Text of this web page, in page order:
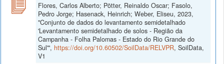
Flores, Carlos Alberto; Pötter, Reinaldo Oscar; Fasolo,
Pedro Jorge; Hasenack, Heinrich; Weber, Eliseu, 2023,
"Conjunto de dados do levantamento semidetalhado
'Levantamento semidetalhado de solos - Região da
Campanha - Folha Palomas - Estado do Rio Grande do
Sul'", https://doi.org/10.60502/SoilData/RELVPR, SoilData,
V1